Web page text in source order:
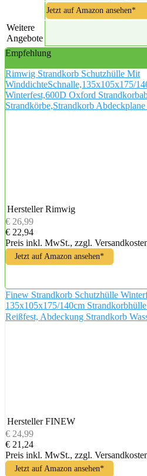
Jetzt auf Amazon ansehen*
Weitere
Angebote
Empfehlung
Rimwig Strandkorb Schutzhülle Mit
WinddichteSchnalle,135x105x175/
Winterfest,600D Oxford
Strandkörbe,Strandkorb
Hersteller Rimwig
€ 26,99
€ 22,94
Preis inkl. MwSt., zzgl.
Jetzt auf Amazon ansehen*
Finew Strandkorb Schutzhülle
135x105x175/140cm
Reißfest, Abdeckung Strandkorb
Hersteller FINEW
€ 24,99
€ 21,24
Preis inkl. MwSt., zzgl.
Jetzt auf Amazon ansehen*